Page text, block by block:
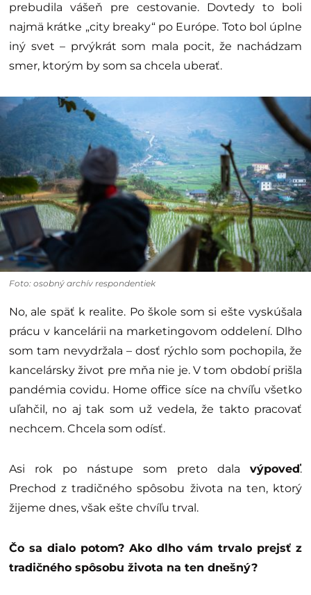
prebudila vášeň pre cestovanie. Dovtedy to boli
najmä krátke „city breaky“ po Európe. Toto bol úplne
iný svet – prvýkrát som mala pocit, že nachádzam
smer, ktorým by som sa chcela uberať.
Foto: osobný archív respondentiek
No, ale späť k realite. Po škole som si ešte vyskúšala
prácu v kancelárii na marketingovom oddelení. Dlho
som tam nevydržala – dosť rýchlo som pochopila, že
kancelársky život pre mňa nie je. V tom období prišla
pandémia covidu. Home office síce na chvíľu všetko
uľahčil, no aj tak som už vedela, že takto pracovať
nechcem. Chcela som odísť.
Asi rok po nástupe som preto dala výpoveď.
Prechod z tradičného spôsobu života na ten, ktorý
žijeme dnes, však ešte chvíľu trval.
Čo sa dialo potom? Ako dlho vám trvalo prejsť z
tradičného spôsobu života na ten dnešný?